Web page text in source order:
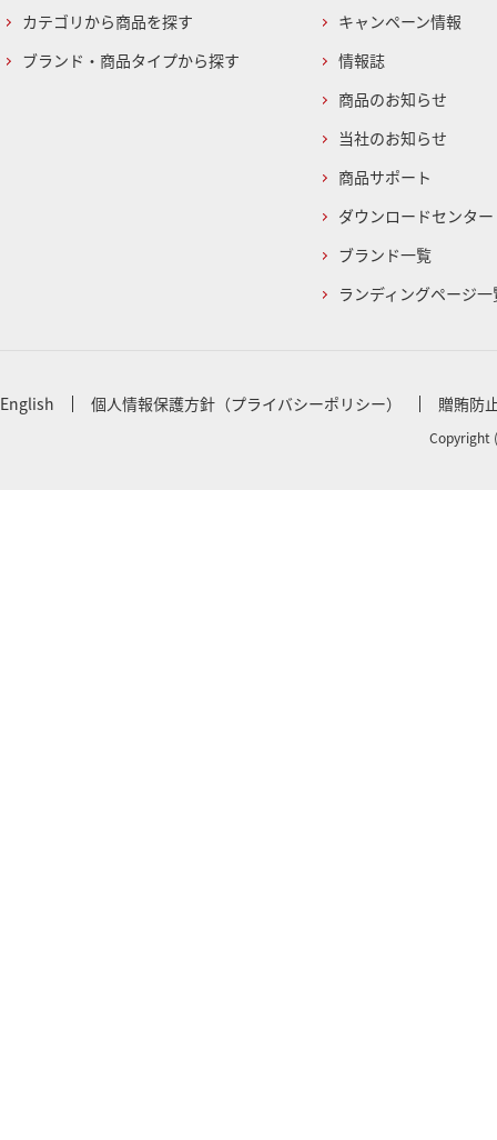
カテゴリから商品を探す
ブランド・商品タイプから探す
キャンペーン情報
情報誌
商品のお知らせ
当社のお知らせ
商品サポート
ダウンロードセンター
ブランド一覧
ランディングページ一
English 個人情報保護方針（プライバシーポリシー） 贈賄防
Copyright